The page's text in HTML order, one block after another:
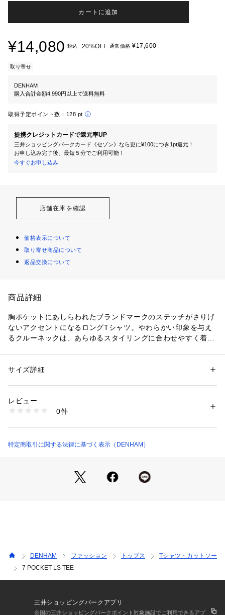
カートに追加
¥14,080 税込 20%OFF 通常価格 ¥17,600
取り寄せ
DENHAM
購入合計金額4,990円以上で送料無料
取得予定ポイント数： 128 pt
提携クレジットカードで還元率UP
三井ショッピングパークカード《セゾン》なら更に¥100につき1pt還元！
お申し込み完了後、最短５分でご利用可能！
今すぐお申し込み
店舗在庫を確認
価格表示について
取り寄せ商品について
返品交換について
商品詳細
胸ポケットにあしらわれたブランドマークのステッチがさりげ
ないアクセントになるロングTシャツ。やわらかい印象を与え
るクルーネックは、あらゆるスタイリングに合わせやすく着回
けるアイテムです。
性別：メンズ
素材：コットン100%
商品番号：
01221252004 （ショップ）
サイズ詳細
レビュー
0件
特定商取引に関する法律に基づく表示（DENHAM）
DENHAM ファッション トップス
Tシャツ・カットソー
7 POCKET LS TEE
三井ショッピングパークアプリ
全国の三井ショッピングパークポイント対象施設でご利用できるアプ